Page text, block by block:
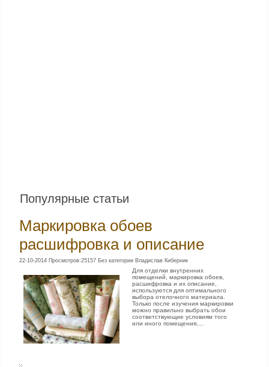
Популярные статьи
Маркировка обоев
расшифровка и описание
22-10-2014 Просмотров:25157 Без категории Владислав Киберник
Для отделки внутренних
помещений, маркировка обоев,
расшифровка и их описание,
используются для оптимального
выбора отелочного материала.
Только после изучения маркировки
можно правильно выбрать обои
соответствующие условиям того
или иного помещения,...